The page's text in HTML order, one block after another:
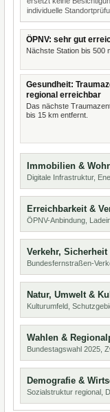
individuelle
ÖPNV: sehr gut
Nächste Station bis 500
Gesundheit:
regional erreichbar
Das nächste
bis 15 km entfernt.
Immobilien &
Digitale Infrastruktur,
Erreichbarkeit &
ÖPNV-Anbindung,
Verkehr, Sicherheit
Bundesfernstraßen-
Natur, Umwelt &
Kulturumfeld,
Wahlen &
Bundestagswahl 2025,
Demografie &
Sozialstruktur regional,